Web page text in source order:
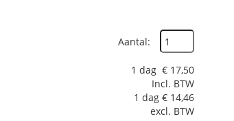
Aantal:
1 dag € 17,50
Incl. BTW
1 dag € 14,46
excl. BTW